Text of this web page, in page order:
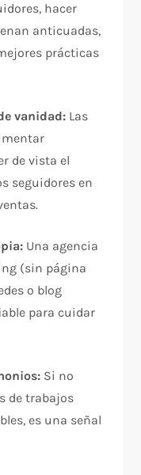
hacer
anticuadas,
prácticas
vanidad: Las
de vista el
seguidores en
Una agencia
(sin página
o blog
para cuidar
Si no
de trabajos
es una señal